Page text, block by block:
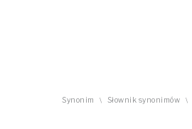
Synonim \ Słownik synonimów \